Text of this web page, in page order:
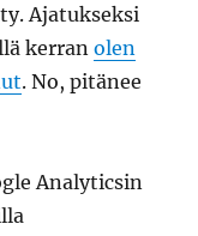
Ajatukseksi
kerranolen
. No, pitänee
Analyticsin